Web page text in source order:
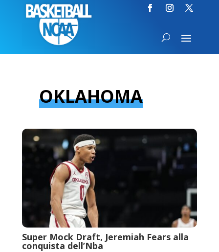
OKLAHOMA
Super Mock Draft, Jeremiah Fears alla
conquista dell’Nba